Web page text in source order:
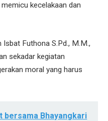
kecelakaan dan
Futhona S.Pd., M.M.,
sekadar kegiatan
moral yang harus
bersama Bhayangkari